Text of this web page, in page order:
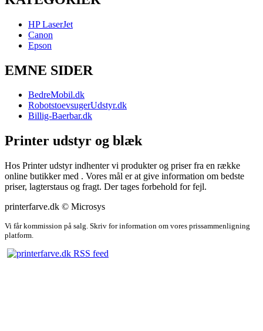
HP LaserJet
Canon
Epson
EMNE SIDER
BedreMobil.dk
RobotstoevsugerUdstyr.dk
Billig-Baerbar.dk
Printer udstyr og blæk
Hos Printer udstyr indhenter vi produkter og priser fra en række
online butikker med . Vores mål er at give information om bedste
priser, lagterstaus og fragt. Der tages forbehold for fejl.
printerfarve.dk © Microsys
Vi får kommission på salg. Skriv for information om vores prissammenligning
platform.